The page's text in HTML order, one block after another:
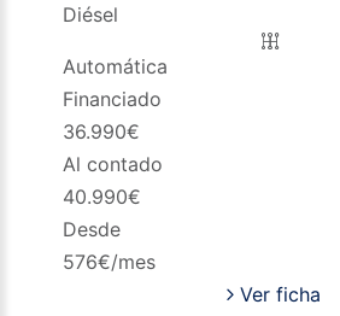
Diésel
Automática
Financiado
36.990€
Al contado
40.990€
Desde
576€/mes
Ver ficha